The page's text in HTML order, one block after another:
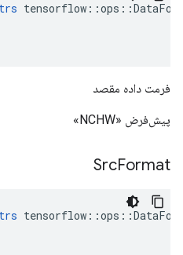
فرمت داده مقصد
پیش‌فرض «NCHW»
SrcFormat